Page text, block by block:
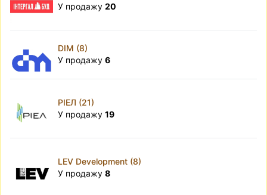
У продажу 20
DIM (8)
У продажу 6
РІЕЛ (21)
У продажу 19
LEV Development (8)
У продажу 8